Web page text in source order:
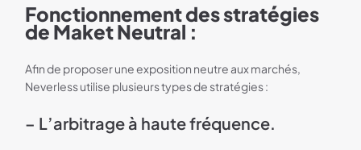
Fonctionnement des stratégies
de Maket Neutral :
Afin de proposer une exposition neutre aux marchés,
Neverless utilise plusieurs types de stratégies :
– L’arbitrage à haute fréquence.